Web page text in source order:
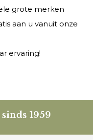
grote merken
aan u vanuit onze
ervaring!
1959